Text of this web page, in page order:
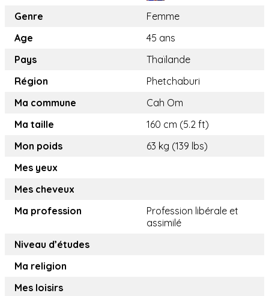
Genre
Femme
Age
45 ans
Pays
Thaïlande
Région
Phetchaburi
Ma commune
Cah Om
Ma taille
160 cm (5.2 ft)
Mon poids
63 kg (139 lbs)
Mes yeux
Mes cheveux
Ma profession
Profession libérale et
assimilé
Niveau d’études
Ma religion
Mes loisirs